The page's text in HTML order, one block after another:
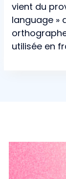
vient du
language »
utilisée en